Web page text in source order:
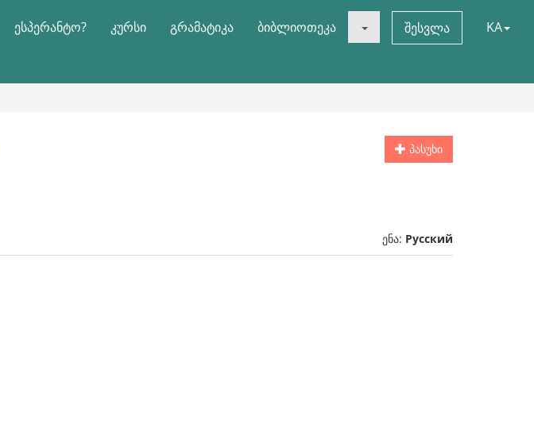
ესპერანტო? კურსი გრამატიკა ბიბლიოთეკა შესვლა KA
პასუხი
ენა: Русский